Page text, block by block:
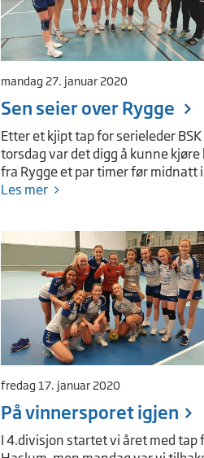
mandag 27. januar 2020
Sen seier over Rygge
Etter et kjipt tap for serieleder BSK
torsdag var det digg å kunne kjøre
fra Rygge et par timer før midnatt
Les mer
fredag 17. januar 2020
På vinnersporet igjen
I 4.divisjon startet vi året med tap